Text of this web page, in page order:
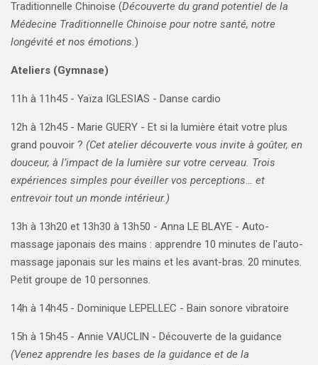
Traditionnelle Chinoise (Découverte du grand potentiel de la
Médecine Traditionnelle Chinoise pour notre santé, notre
longévité et nos émotions.)
Ateliers (Gymnase)
11h à 11h45 - Yaïza IGLESIAS - Danse cardio
12h à 12h45 - Marie GUERY - Et si la lumière était votre plus
grand pouvoir ? (Cet atelier découverte vous invite à goûter, en
douceur, à l’impact de la lumière sur votre cerveau. Trois
expériences simples pour éveiller vos perceptions… et
entrevoir tout un monde intérieur.)
13h à 13h20 et 13h30 à 13h50 - Anna LE BLAYE - Auto-
massage japonais des mains : apprendre 10 minutes de l'auto-
massage japonais sur les mains et les avant-bras. 20 minutes.
Petit groupe de 10 personnes.
14h à 14h45 - Dominique LEPELLEC - Bain sonore vibratoire
15h à 15h45 - Annie VAUCLIN - Découverte de la guidance
(Venez apprendre les bases de la guidance et de la